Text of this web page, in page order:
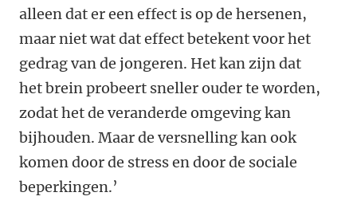
alleen dat er een effect is op de hersenen,
maar niet wat dat effect betekent voor het
gedrag van de jongeren. Het kan zijn dat
het brein probeert sneller ouder te worden,
zodat het de veranderde omgeving kan
bijhouden. Maar de versnelling kan ook
komen door de stress en door de sociale
beperkingen.’